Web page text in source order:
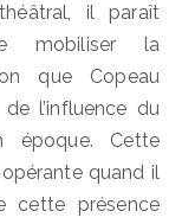
il paraît
mobiliser la
que Copeau
l’influence du
Cette
quand il
cette présence